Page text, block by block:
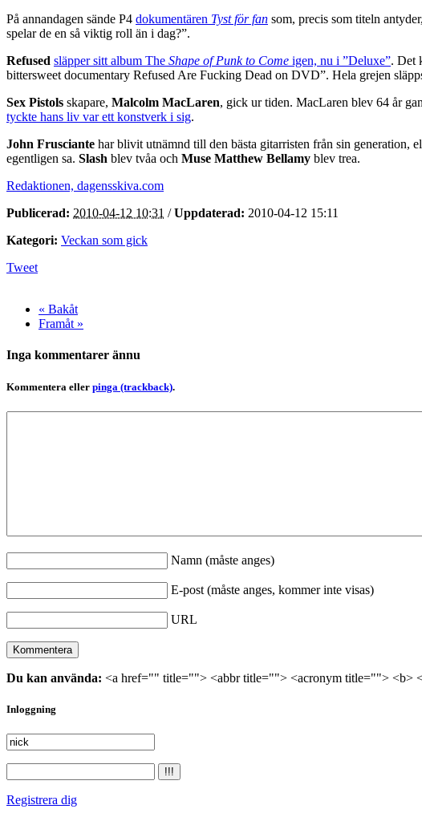
På annandagen sände P4 dokumentären Tyst för fan som, precis som titeln
spelar de en så viktig roll än i dag?”.
Refused släpper sitt album The Shape of Punk to Come igen, nu i ”Deluxe”. Det
bittersweet documentary Refused Are Fucking Dead on DVD”. Hela grejen
Sex Pistols skapare, Malcolm MacLaren, gick ur tiden. MacLaren blev 64 år
tyckte hans liv var ett konstverk i sig.
John Frusciante har blivit utnämnd till den bästa gitarristen från sin generation,
egentligen sa. Slash blev tvåa och Muse Matthew Bellamy blev trea.
Redaktionen, dagensskiva.com
Publicerad: 2010-04-12 10:31 /Uppdaterad: 2010-04-12 15:11
Kategori: Veckan som gick
Tweet
« Bakåt
Framåt »
Inga kommentarer ännu
Kommentera eller pinga (trackback).
Namn (måste anges)
E-post (måste anges, kommer inte visas)
URL
Du kan använda: <a href="" title=""> <abbr title=""> <acronym title=""> <b>
Inloggning
Registrera dig